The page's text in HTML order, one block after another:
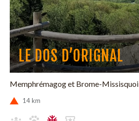
LE DOS D’ORIGNAL
Memphrémagog et Brome-Missisquoi
14 km